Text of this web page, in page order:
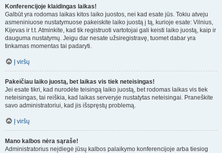
Konferencijoje klaidingas laikas!
Galbūt yra rodomas laikas kitos laiko juostos, nei kad esate jūs. Tokiu atveju
asmeniniuose nustatymuose pakeiskite laiko juostą į tą, kurioje esate: Vilnius,
Kijevas ir t.t. Atminkite, kad tik registruoti vartotojai gali keisti laiko juostą, kaip ir
dauguma nustatymų. Jeigu dar nesate užsiregistravę, tuomet dabar yra
tinkamas momentas tai padaryti.
Į viršų
Pakeičiau laiko juostą, bet laikas vis tiek neteisingas!
Jei esate tikri, kad nurodėte teisingą laiko juostą, bet rodomas laikas vis tiek
neteisingas, tai reiškia, kad laikas serveryje nustatytas neteisingai. Praneškite
savo administratoriui, kad jis išspręstų problemą.
Į viršų
Mano kalbos nėra sąraše!
Administratorius neįdiegė jūsų kalbos palaikymo konferencijoje arba tiesiog